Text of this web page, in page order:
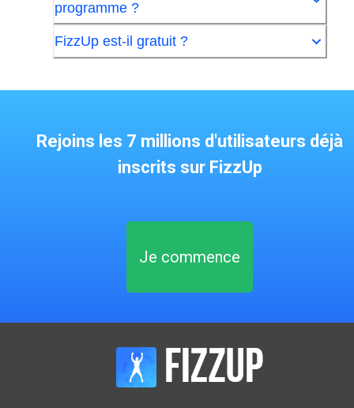
programme ?
FizzUp est-il gratuit ?
Rejoins les 7 millions d'utilisateurs déjà
inscrits sur FizzUp
Je commence